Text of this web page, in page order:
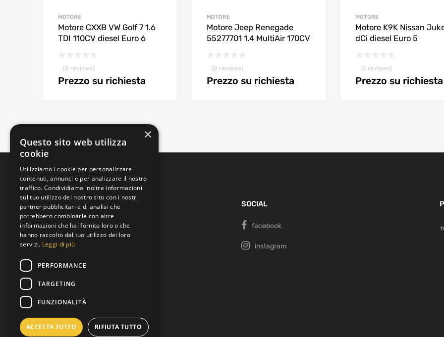
MOTORE
Motore CXXB VW Golf 7 1.6
TDI 110CV diesel Euro 6
(0 reviews)
Prezzo su richiesta
MOTORE
Motore Jeep Renegade
55277701 1.4 MultiAir 170CV
(0 reviews)
Prezzo su richiesta
MOTORE
Motore K9K Nissan
dCi diesel Euro 5
(0 reviews)
Prezzo su richiesta
Padova, Veneto, Italia
Via Brenta
P.IVA: 05343530282
SOCIAL
facebook
instagram
×
Questo sito web utilizza
cookie
Utilizziamo i cookie per personalizzare
contenuti, annunci e per analizzare il nostro
traffico. Condividiamo inoltre informazioni
sul tuo utilizzo del nostro sito con i nostri
partner pubblicitari e di analisi che
potrebbero combinarle con altre
informazioni che hai fornito loro o che
hanno raccolto dal tuo utilizzo dei loro
servizi. Leggi di più
PERFORMANCE
TARGETING
FUNZIONALITÀ
ACCETTA TUTTO RIFIUTA TUTTO